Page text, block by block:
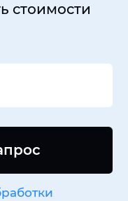
стоимости